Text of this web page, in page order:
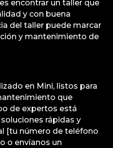
encontrar un taller que
y con buena
del taller puede marcar
y mantenimiento de
en Mini, listos para
que
de expertos está
rápidas y
[tu número de teléfono
o envíanos un